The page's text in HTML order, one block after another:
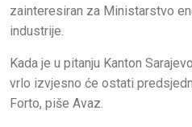
zainteresiran za Ministarstvo
industrije.
Kada je u pitanju Kanton
vrlo izvjesno će ostati
Forto, piše Avaz.